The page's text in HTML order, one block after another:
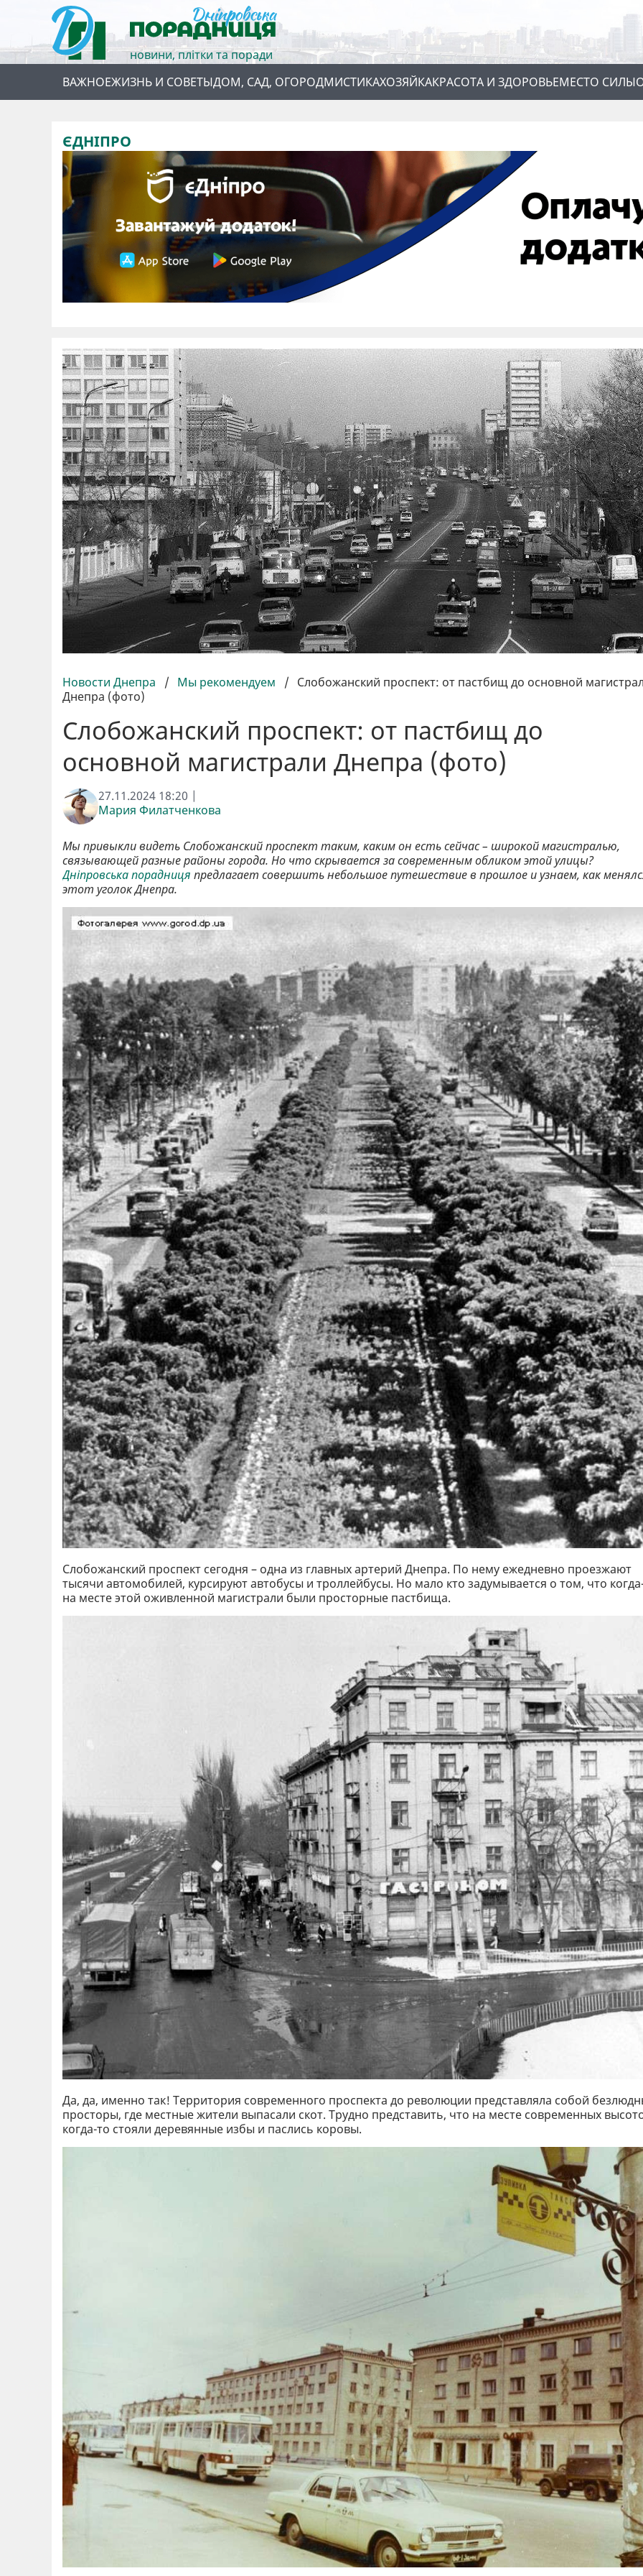
новини, плітки та поради
ВАЖНОЕЖИЗНЬ И СОВЕТЫДОМ, САД, ОГОРОДМИСТИКАХОЗЯЙКАКРАСОТА И ЗДОРОВЬЕМЕСТО СИЛЫ
ЄДНІПРО
Новости Днепра / Мы рекомендуем / Слобожанский проспект: от пастбищ до основной
Днепра (фото)
Слобожанский проспект: от пастбищ до
основной магистрали Днепра (фото)
27.11.2024 18:20 |
Мария Филатченкова
Мы привыкли видеть Слобожанский проспект таким, каким он есть сейчас – широкой магистралью,
связывающей разные районы города. Но что скрывается за современным обликом этой улицы?
Дніпровська порадниця предлагает совершить небольшое путешествие в прошлое и узнаем, как
этот уголок Днепра.
Слобожанский проспект сегодня – одна из главных артерий Днепра. По нему ежедневно проезжают
тысячи автомобилей, курсируют автобусы и троллейбусы. Но мало кто задумывается о том, что
на месте этой оживленной магистрали были просторные пастбища.
Да, да, именно так! Территория современного проспекта до революции представляла собой
просторы, где местные жители выпасали скот. Трудно представить, что на месте современных
когда-то стояли деревянные избы и паслись коровы.